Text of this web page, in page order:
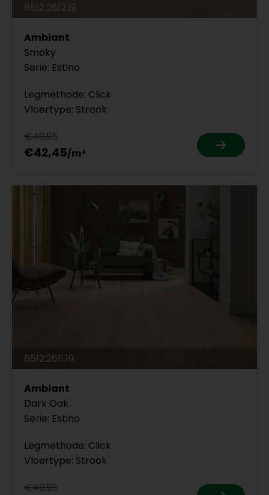
6512.2612.19
Ambiant
Smoky
Serie: Estino
Legmethode: Click
Vloertype: Strook
€49,95
€42,45
6512.2611.19
Ambiant
Dark Oak
Serie: Estino
Legmethode: Click
Vloertype: Strook
€49,95